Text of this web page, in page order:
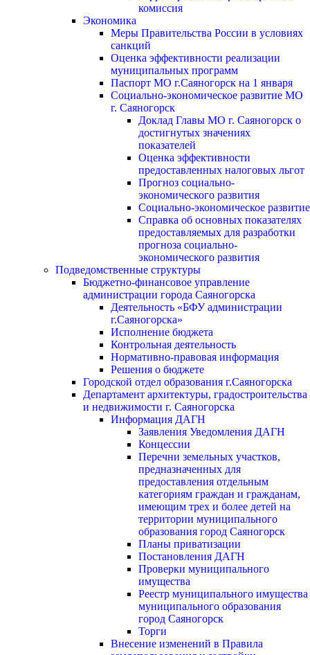
комиссия
Экономика
Меры Правительства России в условиях
санкций
Оценка эффективности реализации
муниципальных программ
Паспорт МО г.Саяногорск на 1 января
Социально-экономическое развитие МО
г. Саяногорск
Доклад Главы МО г. Саяногорск о
достигнутых значениях
показателей
Оценка эффективности
предоставленных налоговых льгот
Прогноз социально-
экономического развития
Социально-экономическое развитие
Справка об основных показателях
предоставляемых для разработки
прогноза социально-
экономического развития
Подведомственные структуры
Бюджетно-финансовое управление
администрации города Саяногорска
Деятельность «БФУ администрации
г.Саяногорска»
Исполнение бюджета
Контрольная деятельность
Нормативно-правовая информация
Решения о бюджете
Городской отдел образования г.Саяногорска
Департамент архитектуры, градостроительства
и недвижимости г. Саяногорска
Информация ДАГН
Заявления Уведомления ДАГН
Концессии
Перечни земельных участков,
предназначенных для
предоставления отдельным
категориям граждан и гражданам,
имеющим трех и более детей на
территории муниципального
образования город Саяногорск
Планы приватизации
Постановления ДАГН
Проверки муниципального
имущества
Реестр муниципального имущества
муниципального образования
город Саяногорск
Торги
Внесение изменений в Правила